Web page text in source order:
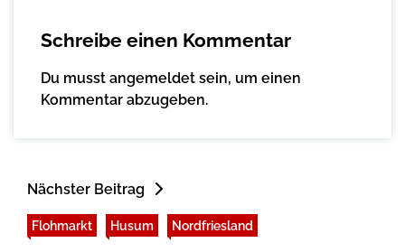
Schreibe einen Kommentar
Du musst angemeldet sein, um einen
Kommentar abzugeben.
Nächster Beitrag
Flohmarkt Husum Nordfriesland